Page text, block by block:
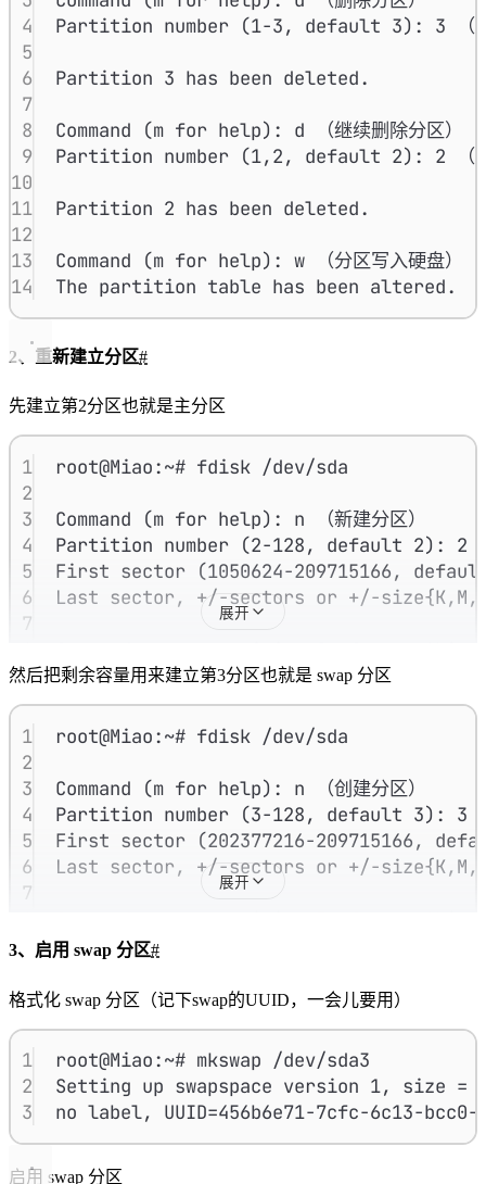
4
Partition number (1-3, default 3): 3 （删除
5
6
Partition 3 has been deleted.
7
8
Command (m for help): d （继续删除分区）
9
Partition number (1,2, default 2): 2 （删除
10
11
Partition 2 has been deleted.
12
13
Command (m for help): w （分区写入硬盘）
14
The partition table has been altered.
2、重新建立分区#
先建立第2分区也就是主分区
1
root@Miao:~# fdisk /dev/sda
2
3
Command (m for help): n （新建分区）
4
Partition number (2-128, default 2): 2 （
5
First sector (1050624-209715166, default
6
Last sector, +/-sectors or +/-
7
9
Partition #2 contains a ext4 signature.
10
11
Do you want to remove the signature?
12
13
Command (m for help): w （分区写入硬盘）
14
15
The partition table has been altered.
展开
然后把剩余容量用来建立第3分区也就是 swap 分区
1
root@Miao:~# fdisk /dev/sda
2
3
Command (m for help): n （创建分区）
4
Partition number (3-128, default 3): 3 （
5
First sector (202377216-209715166,
6
Last sector, +/-sectors or +/-
7
11
Partition number (1-3, default 3): 3 （修
12
Partition type (type L to list all types): L
13
1 EFI System                     C12A7328-
14
2 MBR partition scheme
15
3 Intel Fast Flash
16
4 BIOS boot
17
5 Sony boot partition
18
6 Lenovo boot partition
展开
3、启用 swap 分区#
格式化 swap 分区（记下swap的UUID，一会儿要用）
1
root@Miao:~# mkswap /dev/sda3
2
Setting up swapspace version 1, size =
3
no label, UUID=456b6e71-7cfc-6c13-bcc0-
启用 swap 分区